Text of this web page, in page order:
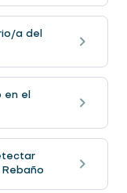
a del
en el